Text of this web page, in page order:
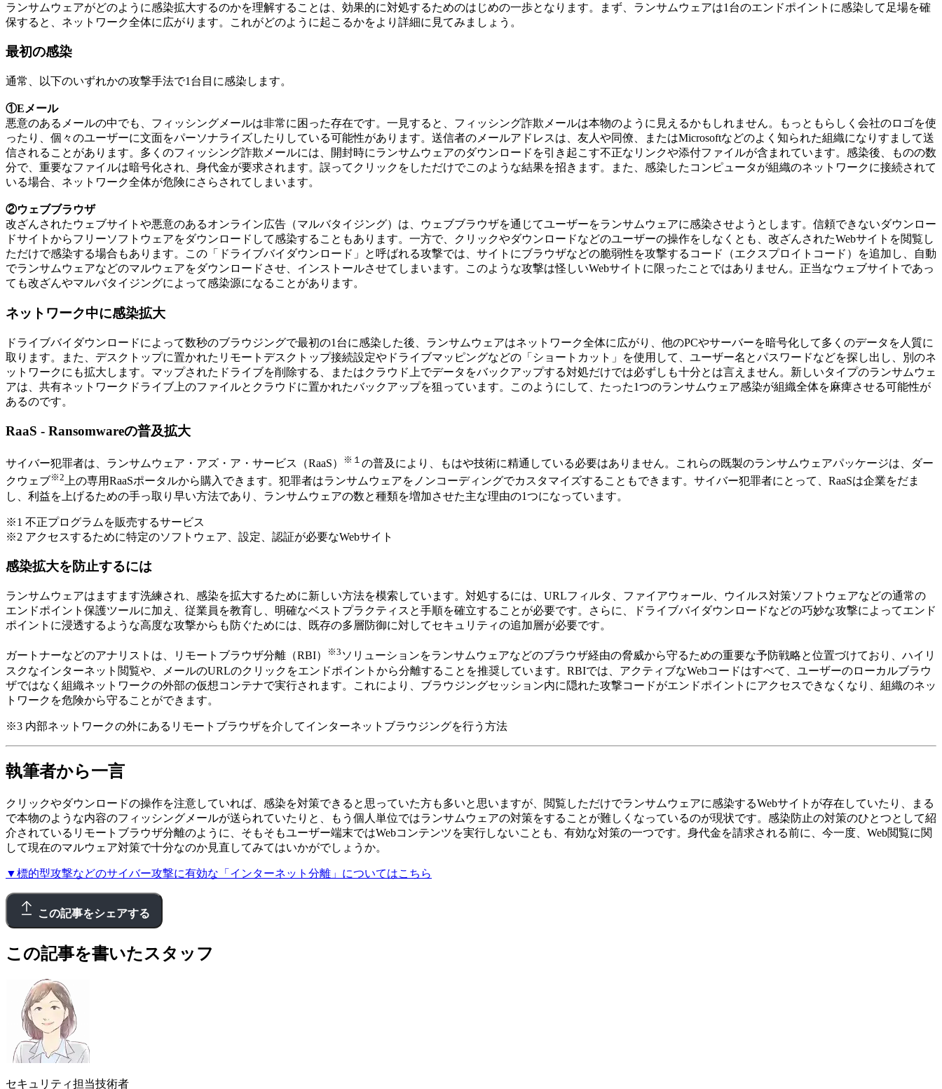
ランサムウェアがどのように感染拡大するのかを理解することは、効果的に対処するためのはじめの一歩となります。まず、ランサムウェアは1台のエンドポイントに感染して足場を確
保すると、ネットワーク全体に広がります。これがどのように起こるかをより詳細に見てみましょう。
最初の感染
通常、以下のいずれかの攻撃手法で1台目に感染します。
①Eメール
悪意のあるメールの中でも、フィッシングメールは非常に困った存在です。一見すると、フィッシング詐欺メールは本物のように見えるかもしれません。もっともらしく会社のロゴを使
ったり、個々のユーザーに文面をパーソナライズしたりしている可能性があります。送信者のメールアドレスは、友人や同僚、またはMicrosoftなどのよく知られた組織になりすまして送
信されることがあります。多くのフィッシング詐欺メールには、開封時にランサムウェアのダウンロードを引き起こす不正なリンクや添付ファイルが含まれています。感染後、ものの数
分で、重要なファイルは暗号化され、身代金が要求されます。誤ってクリックをしただけでこのような結果を招きます。また、感染したコンピュータが組織のネットワークに接続されて
いる場合、ネットワーク全体が危険にさらされてしまいます。
②ウェブブラウザ
改ざんされたウェブサイトや悪意のあるオンライン広告（マルバタイジング）は、ウェブブラウザを通じてユーザーをランサムウェアに感染させようとします。信頼できないダウンロー
ドサイトからフリーソフトウェアをダウンロードして感染することもあります。一方で、クリックやダウンロードなどのユーザーの操作をしなくとも、改ざんされたWebサイトを閲覧し
ただけで感染する場合もあります。この「ドライブバイダウンロード」と呼ばれる攻撃では、サイトにブラウザなどの脆弱性を攻撃するコード（エクスプロイトコード）を追加し、自動
でランサムウェアなどのマルウェアをダウンロードさせ、インストールさせてしまいます。このような攻撃は怪しいWebサイトに限ったことではありません。正当なウェブサイトであっ
ても改ざんやマルバタイジングによって感染源になることがあります。
ネットワーク中に感染拡大
ドライブバイダウンロードによって数秒のブラウジングで最初の1台に感染した後、ランサムウェアはネットワーク全体に広がり、他のPCやサーバーを暗号化して多くのデータを人質に
取ります。また、デスクトップに置かれたリモートデスクトップ接続設定やドライブマッピングなどの「ショートカット」を使用して、ユーザー名とパスワードなどを探し出し、別のネ
ットワークにも拡大します。マップされたドライブを削除する、またはクラウド上でデータをバックアップする対処だけでは必ずしも十分とは言えません。新しいタイプのランサムウェ
アは、共有ネットワークドライブ上のファイルとクラウドに置かれたバックアップを狙っています。このようにして、たった1つのランサムウェア感染が組織全体を麻痺させる可能性が
あるのです。
RaaS - Ransomwareの普及拡大
サイバー犯罪者は、ランサムウェア・アズ・ア・サービス（RaaS） ※１ の普及により、もはや技術に精通している必要はありません。これらの既製のランサムウェアパッケージは、ダー
クウェブ ※2上の専用RaaSポータルから購入できます。犯罪者はランサムウェアをノンコーディングでカスタマイズすることもできます。サイバー犯罪者にとって、RaaSは企業をだま
し、利益を上げるための手っ取り早い方法であり、ランサムウェアの数と種類を増加させた主な理由の1つになっています。
※1 不正プログラムを販売するサービス
※2 アクセスするために特定のソフトウェア、設定、認証が必要なWebサイト
感染拡大を防止するには
ランサムウェアはますます洗練され、感染を拡大するために新しい方法を模索しています。対処するには、URLフィルタ、ファイアウォール、ウイルス対策ソフトウェアなどの通常の
エンドポイント保護ツールに加え、従業員を教育し、明確なベストプラクティスと手順を確立することが必要です。さらに、ドライブバイダウンロードなどの巧妙な攻撃によってエンド
ポイントに浸透するような高度な攻撃からも防ぐためには、既存の多層防御に対してセキュリティの追加層が必要です。
ガートナーなどのアナリストは、リモートブラウザ分離（RBI） ※3 ソリューションをランサムウェアなどのブラウザ経由の脅威から守るための重要な予防戦略と位置づけており、ハイリ
スクなインターネット閲覧や、メールのURLのクリックをエンドポイントから分離することを推奨しています。RBIでは、アクティブなWebコードはすべて、ユーザーのローカルブラウ
ザではなく組織ネットワークの外部の仮想コンテナで実行されます。これにより、ブラウジングセッション内に隠れた攻撃コードがエンドポイントにアクセスできなくなり、組織のネッ
トワークを危険から守ることができます。
※3 内部ネットワークの外にあるリモートブラウザを介してインターネットブラウジングを行う方法
執筆者から一言
クリックやダウンロードの操作を注意していれば、感染を対策できると思っていた方も多いと思いますが、閲覧しただけでランサムウェアに感染するWebサイトが存在していたり、まる
で本物のような内容のフィッシングメールが送られていたりと、もう個人単位ではランサムウェアの対策をすることが難しくなっているのが現状です。感染防止の対策のひとつとして紹
介されているリモートブラウザ分離のように、そもそもユーザー端末ではWebコンテンツを実行しないことも、有効な対策の一つです。身代金を請求される前に、今一度、Web閲覧に関
して現在のマルウェア対策で十分なのか見直してみてはいかがでしょうか。
▼標的型攻撃などのサイバー攻撃に有効な「インターネット分離」についてはこちら
この記事をシェアする
この記事を書いたスタッフ
セキュリティ担当技術者